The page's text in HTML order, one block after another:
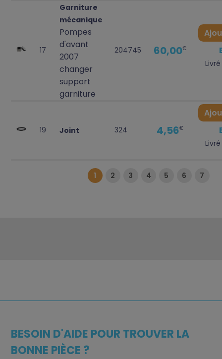
17
Garniture
mécanique
Pompes
d'avant
2007
changer
support
garniture
204745 60,00€
19 Joint 324 4,56€
1 2 3 4 5 6 7
BESOIN D'AIDE POUR TROUVER LA
BONNE PIÈCE ?